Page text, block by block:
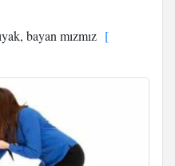
bayan mızmız [